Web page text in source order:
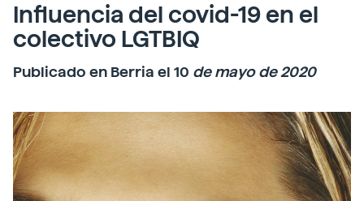
Influencia del covid-19 en el
colectivo LGTBIQ
Publicado en Berria el 10 de mayo de 2020